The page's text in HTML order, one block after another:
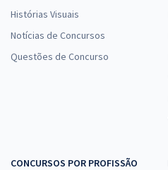
Histórias Visuais
Notícias de Concursos
Questões de Concurso
CONCURSOS POR PROFISSÃO